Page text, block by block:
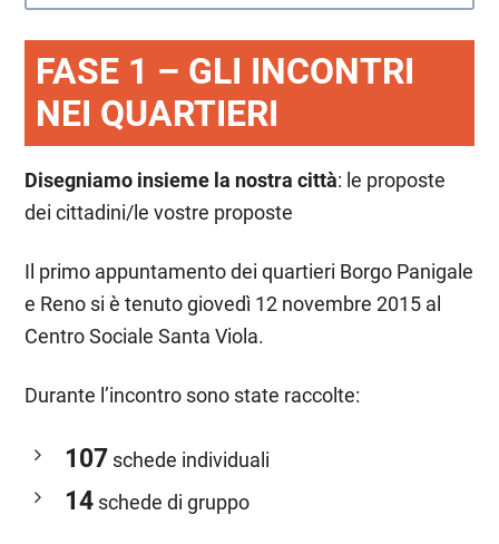
FASE 1 – GLI INCONTRI
NEI QUARTIERI
Disegniamo insieme la nostra città: le proposte
dei cittadini/le vostre proposte
Il primo appuntamento dei quartieri Borgo Panigale
e Reno si è tenuto giovedì 12 novembre 2015 al
Centro Sociale Santa Viola.
Durante l’incontro sono state raccolte:
107 schede individuali
14 schede di gruppo